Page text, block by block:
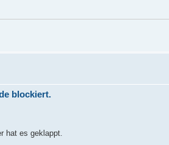
blockiert.
hat es geklappt.